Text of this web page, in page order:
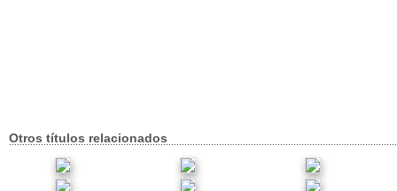
Otros títulos relacionados